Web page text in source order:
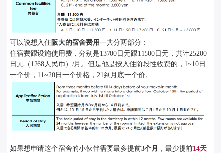
可以说想入住 阪大的宿舍费用一共分两部分：
住宿费跟设施使用费，分别是13700日元跟11500日元，共计25200
日元（1268人民币）/月。 但是他是按入住阶段性收费的，1~10日
一个价，11~20日一个价格，21到月底一个价。
如果想申请这个宿舍的小伙伴需要最多提前3个月 ，最少提前14天